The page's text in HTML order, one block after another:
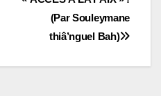
(Par Souleymane
thiâ’nguel Bah)